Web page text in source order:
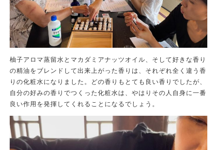
柚子アロマ蒸留水 とマカダミアナッツオイル、そして好きな香り
の精油をブレンドして出来上がった香りは、それぞれ全く違う香
りの化粧水になりました。 どの香りもとて も 良い香りでしたが、
自分の好みの香りでつく った化粧水は、やはりその人自身に一番
良い作用を発揮してくれることになるでしょう。